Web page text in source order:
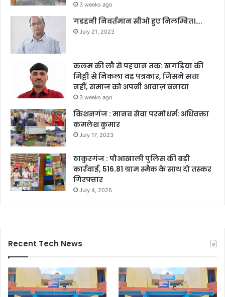
3 weeks ago
गडहनी निवर्तमान सीओ हुए निलम्बित।….
July 21, 2023
कलम की लौ से पहचान तक: खगड़िया की
मिट्टी से निकला वह पत्रकार, जिसने सत्ता
नहीं, समाज को अपनी आवाज़ बनाया
3 weeks ago
किशनगंज : मानव सेवा परमोधर्म: अधिवक्ता
कमलेश कुमार
July 17, 2023
ठाकुरगंज : पौआखाली पुलिस की बड़ी
कार्रवाई, 516.81 ग्राम स्मैक के साथ दो तस्कर
गिरफ्तार
July 4, 2026
Recent Tech News